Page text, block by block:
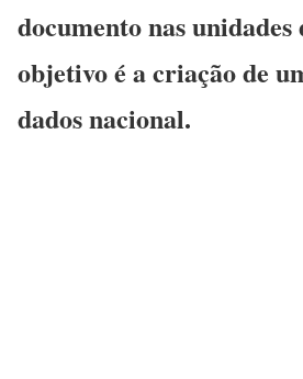
documento nas unidades
objetivo é a criação de
dados nacional.